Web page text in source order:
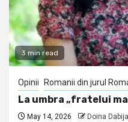
3 min read
Opinii Romanii din jurul
La umbra „fratelui
May 14, 2026 Doina Dabija